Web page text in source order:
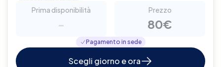
Prima disponibilità
-
Prezzo
80€
Pagamento in sede
Scegli giorno e ora